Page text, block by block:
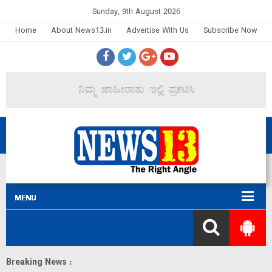
Sunday, 9th August 2026
Home
About News13.in Advertise With Us Subscribe Now
Breaking News :